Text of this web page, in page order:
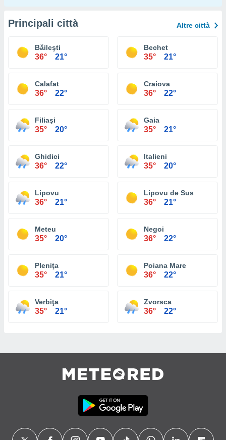
Principali città Altre città
Băileşti
36° 21°
Bechet
35° 21°
Calafat
36° 22°
Craiova
36° 22°
Filiaşi
35° 20°
Gaia
35° 21°
Ghidici
36° 22°
Italieni
35° 20°
Lipovu
36° 21°
Lipovu de Sus
36° 21°
Meteu
35° 20°
Negoi
36° 22°
Pleniţa
35° 21°
Poiana Mare
36° 22°
Verbiţa
35° 21°
Zvorsca
36° 22°